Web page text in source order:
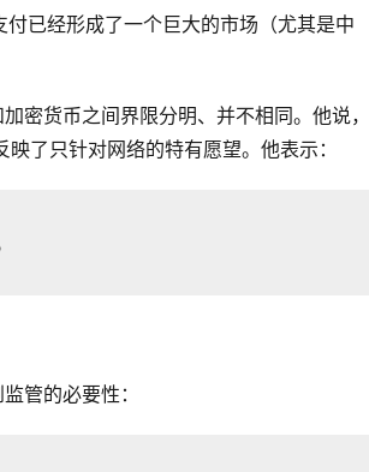
已经形成了一个巨大的市场（尤其是中
密货币之间界限分明、并不相同。他说
了只针对网络的特有愿望。他表示：
管的必要性：